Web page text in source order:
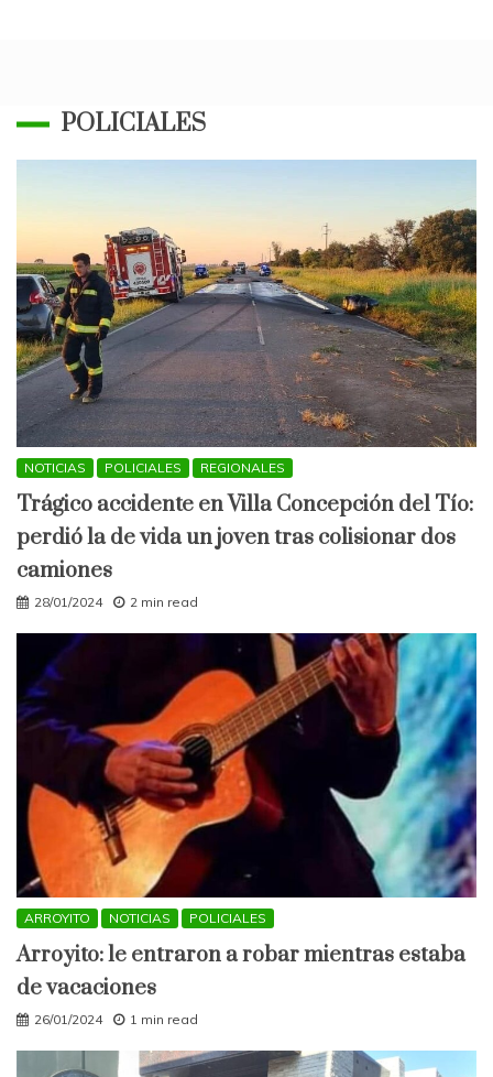
entradas
POLICIALES
NOTICIAS POLICIALES REGIONALES
Trágico accidente en Villa Concepción del Tío:
perdió la de vida un joven tras colisionar dos
camiones
28/01/2024 2 min read
ARROYITO NOTICIAS POLICIALES
Arroyito: le entraron a robar mientras estaba
de vacaciones
26/01/2024 1 min read